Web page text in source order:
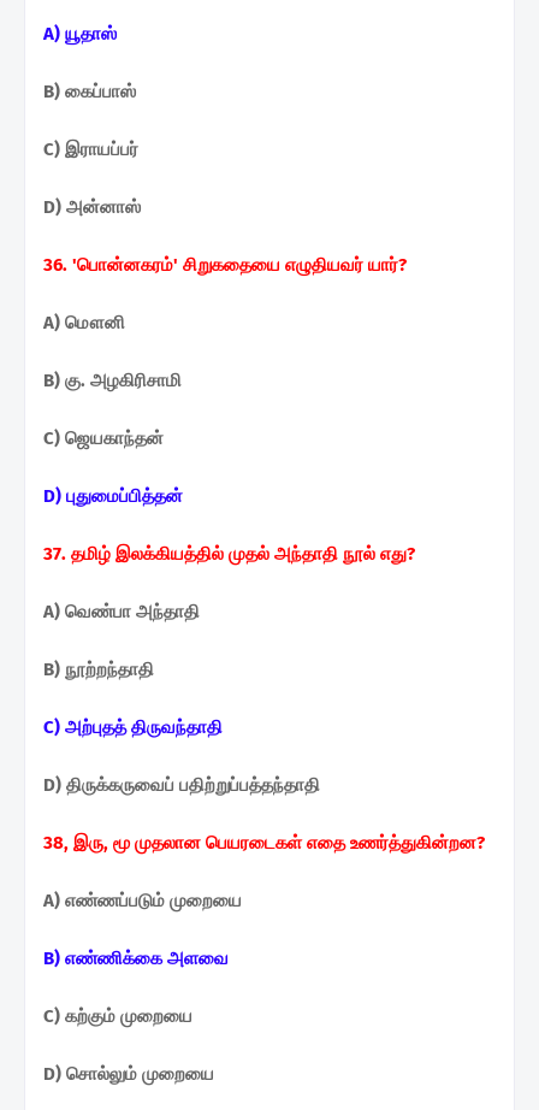
A) யூதாஸ்
B) கைப்பாஸ்
C) இராயப்பர்
D) அன்னாஸ்
36. 'பொன்னகரம்' சிறுகதையை எழுதியவர் யார்?
A) மௌனி
B) கு. அழகிரிசாமி
C) ஜெயகாந்தன்
D) புதுமைப்பித்தன்
37. தமிழ் இலக்கியத்தில் முதல் அந்தாதி நூல் எது?
A) வெண்பா அந்தாதி
B) நூற்றந்தாதி
C) அற்புதத் திருவந்தாதி
D) திருக்கருவைப் பதிற்றுப்பத்தந்தாதி
38, இரு, மூ முதலான பெயரடைகள் எதை உணர்த்துகின்றன?
A) எண்ணப்படும் முறையை
B) எண்ணிக்கை அளவை
C) கற்கும் முறையை
D) சொல்லும் முறையை